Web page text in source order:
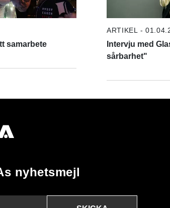
samarbete
ARTIKEL -
Intervju med
sårbarhet"
nyhetsmejl